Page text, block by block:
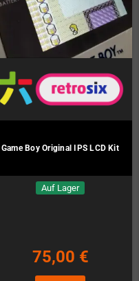
Game Boy Original IPS LCD Kit
Auf Lager
75,00 €